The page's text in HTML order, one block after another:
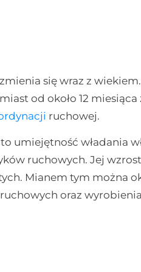
się wraz z
od około 12
ruchowej.
umiejętność władania
ruchowych. Jej
Mianem tym można
oraz